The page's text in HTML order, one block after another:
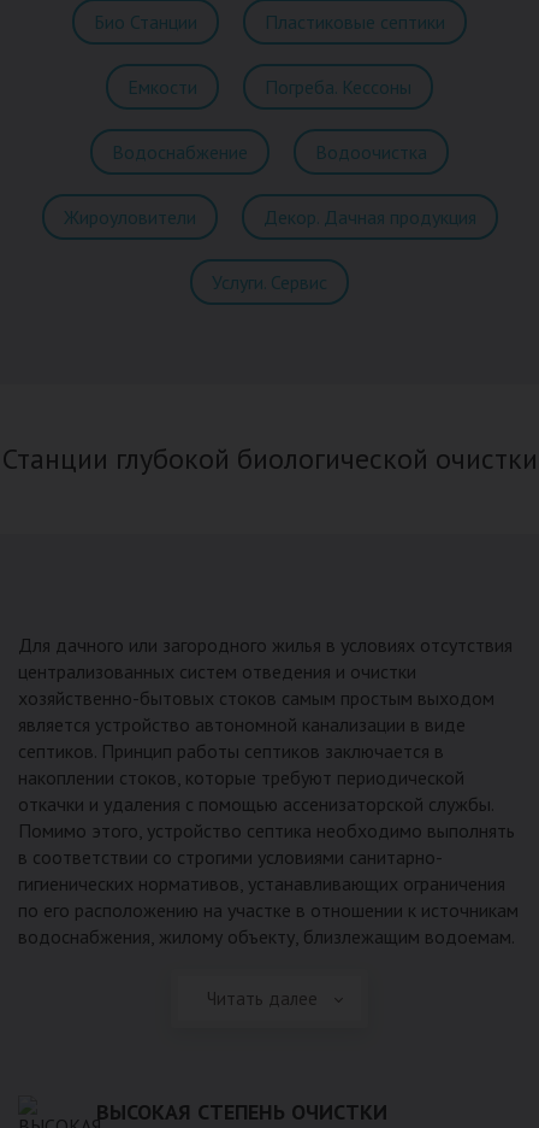
Био Станции Пластиковые септики
Емкости Погреба. Кессоны
Водоснабжение Водоочистка
Жироуловители Декор. Дачная продукция
Услуги. Сервис
Станции глубокой биологической очистки
Для дачного или загородного жилья в условиях отсутствия
централизованных систем отведения и очистки
хозяйственно-бытовых стоков самым простым выходом
является устройство автономной канализации в виде
септиков. Принцип работы септиков заключается в
накоплении стоков, которые требуют периодической
откачки и удаления с помощью ассенизаторской службы.
Помимо этого, устройство септика необходимо выполнять
в соответствии со строгими условиями санитарно-
гигиенических нормативов, устанавливающих ограничения
по его расположению на участке в отношении к источникам
водоснабжения, жилому объекту, близлежащим водоемам.
Читать далее
ВЫСОКАЯ СТЕПЕНЬ ОЧИСТКИ